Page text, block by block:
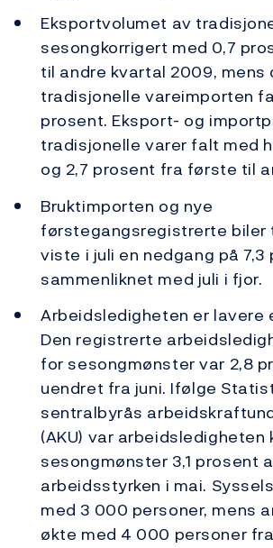
Eksportvolumet av
sesongkorrigert med 0,7
til andre kvartal 2009, mens
tradisjonelle vareimporten
prosent. Eksport- og
tradisjonelle varer falt med
og 2,7 prosent fra første til
Bruktimporten og nye
førstegangsregistrerte biler
viste i juli en nedgang på 7,3
sammenliknet med juli i fjor.
Arbeidsledigheten er lavere
Den registrerte
for sesongmønster var 2,8
uendret fra juni. Ifølge
sentralbyrås
(AKU) var
sesongmønster 3,1 prosent
arbeidsstyrken i mai.
med 3 000 personer, mens
økte med 4 000 personer